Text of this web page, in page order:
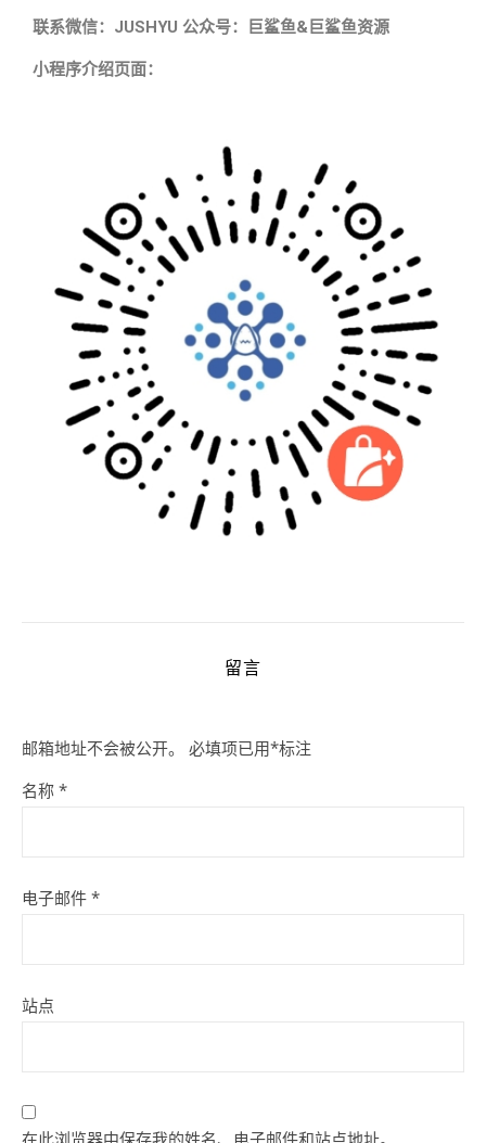
联系微信：JUSHYU 公众号：巨鲨鱼&巨鲨鱼资源
小程序介绍页面：
留言
邮箱地址不会被公开。 必填项已用*标注
名称 *
电子邮件 *
站点
在此浏览器中保存我的姓名、电子邮件和站点地址。